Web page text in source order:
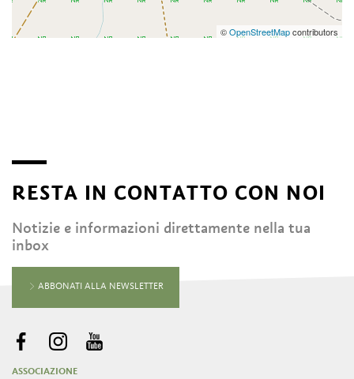
©OpenStreetMapcontributors
RESTA IN CONTATTO CON NOI
Notizie e informazioni direttamente nella tua
inbox
ABBONATI ALLA NEWSLETTER
ASSOCIAZIONE